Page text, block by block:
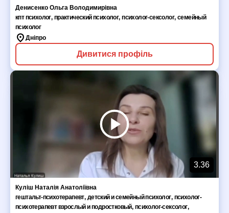
Денисенко Ольга Володимирівна
кпт психолог, практический психолог,психолог-сексолог,семейный
психолог
Дніпро
Дивитися профіль
3.36
Куліш Наталія Анатоліївна
гештальт-психотерапевт, детский и семейный психолог, психолог-
психотерапевт взрослый и подростковый, психолог-сексолог,